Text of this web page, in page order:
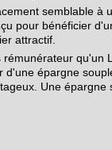
semblable à
pour bénéficier
attractif.
rémunérateur qu'un
d'une épargne
Une épargne